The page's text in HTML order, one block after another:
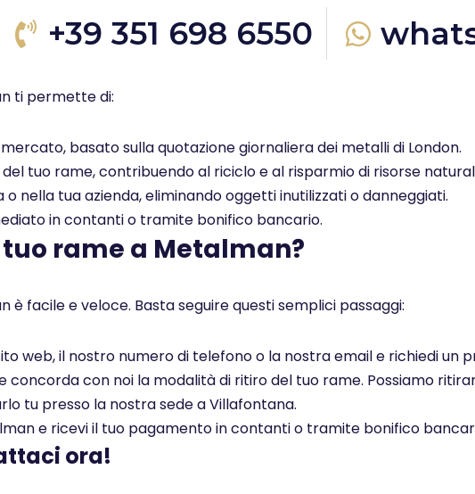
+39 351 698 6550
ti permette di:
basato sulla quotazione giornaliera dei metalli di London.
tuo rame, contribuendo al riciclo e al risparmio di risorse
o nella tua azienda, eliminando oggetti inutilizzati o danneggiati.
in contanti o tramite bonifico bancario.
rame a Metalman?
è facile e veloce. Basta seguire questi semplici passaggi:
web, il nostro numero di telefono o la nostra email e richiedi un
con noi la modalità di ritiro del tuo rame. Possiamo
tu presso la nostra sede a Villafontana.
e ricevi il tuo pagamento in contanti o tramite bonifico
ora!